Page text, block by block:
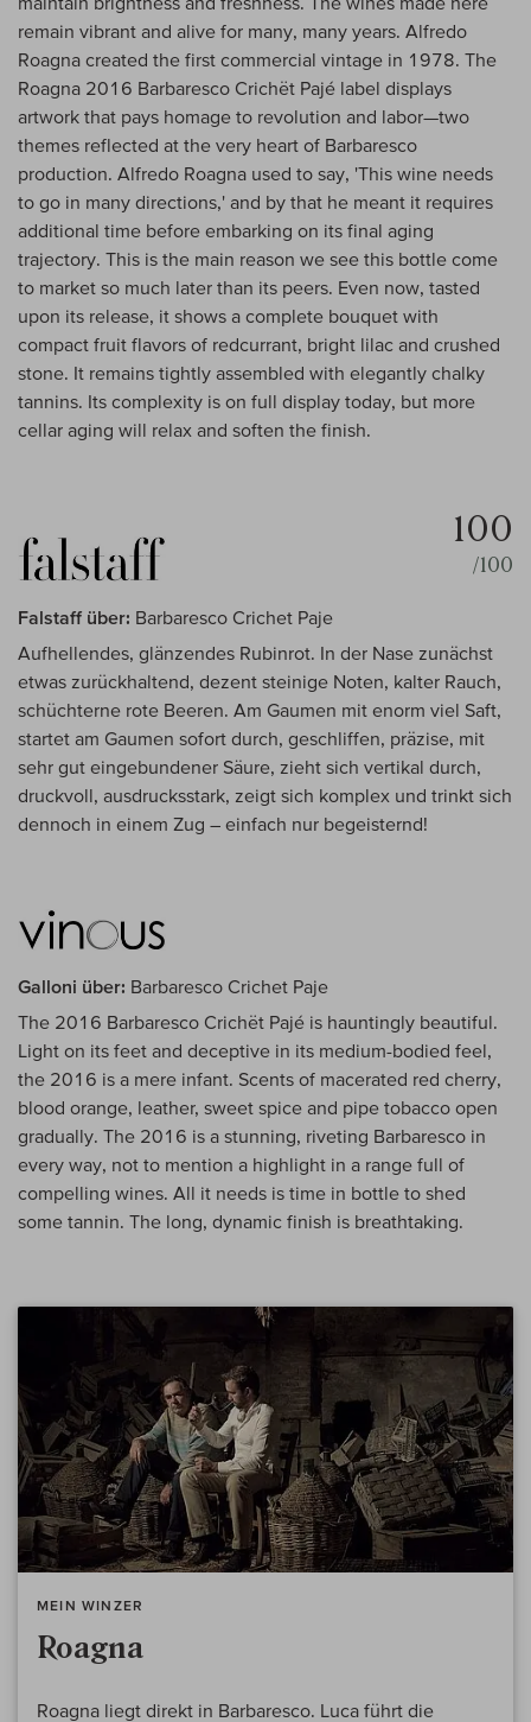
remain vibrant and alive for many, many years. Alfredo
Roagna created the first commercial vintage in 1978. The
Roagna 2016 Barbaresco Crichët Pajé label displays
artwork that pays homage to revolution and labor—two
themes reflected at the very heart of Barbaresco
production. Alfredo Roagna used to say, 'This wine needs
to go in many directions,' and by that he meant it requires
additional time before embarking on its final aging
trajectory. This is the main reason we see this bottle come
to market so much later than its peers. Even now, tasted
upon its release, it shows a complete bouquet with
compact fruit flavors of redcurrant, bright lilac and crushed
stone. It remains tightly assembled with elegantly chalky
tannins. Its complexity is on full display today, but more
cellar aging will relax and soften the finish.
100
/100
Falstaff über: Barbaresco Crichet Paje
Aufhellendes, glänzendes Rubinrot. In der Nase zunächst
etwas zurückhaltend, dezent steinige Noten, kalter Rauch,
schüchterne rote Beeren. Am Gaumen mit enorm viel Saft,
startet am Gaumen sofort durch, geschliffen, präzise, mit
sehr gut eingebundener Säure, zieht sich vertikal durch,
druckvoll, ausdrucksstark, zeigt sich komplex und trinkt sich
dennoch in einem Zug – einfach nur begeisternd!
Galloni über: Barbaresco Crichet Paje
The 2016 Barbaresco Crichët Pajé is hauntingly beautiful.
Light on its feet and deceptive in its medium-bodied feel,
the 2016 is a mere infant. Scents of macerated red cherry,
blood orange, leather, sweet spice and pipe tobacco open
gradually. The 2016 is a stunning, riveting Barbaresco in
every way, not to mention a highlight in a range full of
compelling wines. All it needs is time in bottle to shed
some tannin. The long, dynamic finish is breathtaking.
MEIN WINZER
Roagna
Roagna liegt direkt in Barbaresco. Luca führt die